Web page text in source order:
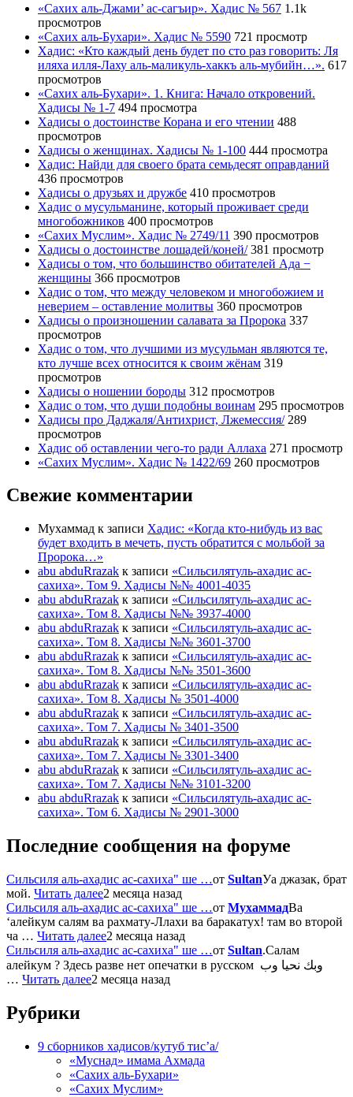
«Сахих аль-Джами’ ас-сагъир». Хадис № 567 1.1k
просмотров
«Сахих аль-Бухари». Хадис № 5590 721 просмотр
Хадис: «Кто каждый день будет по сто раз говорить: Ля
иляха илля-Лаху аль-маликуль-хаккъ аль-мубийн…». 617
просмотров
«Сахих аль-Бухари». 1. Книга: Начало откровений.
Хадисы № 1-7 494 просмотра
Хадисы о достоинстве Корана и его чтении 488
просмотров
Хадисы о женщинах. Хадисы № 1-100 444 просмотра
Хадис: Найди для своего брата семьдесят оправданий
436 просмотров
Хадисы о друзьях и дружбе 410 просмотров
Хадис о мусульманине, который проживает среди
многобожников 400 просмотров
«Сахих Муслим». Хадис № 2749/11 390 просмотров
Хадисы о достоинстве лошадей/коней/ 381 просмотр
Хадисы о том, что большинство обитателей Ада −
женщины 366 просмотров
Хадис о том, что между человеком и многобожием и
неверием – оставление молитвы 360 просмотров
Хадисы о произношении салавата за Пророка 337
просмотров
Хадис о том, что лучшими из мусульман являются те,
кто лучше всех относится к своим жёнам 319
просмотров
Хадисы о ношении бороды 312 просмотров
Хадис о том, что души подобны воинам 295 просмотров
Хадисы про Даджаля/Антихрист, Лжемессия/ 289
просмотров
Хадис об оставлении чего-то ради Аллаха 271 просмотр
«Сахих Муслим». Хадис № 1422/69 260 просмотров
Свежие комментарии
Мухаммад к записи Хадис: «Когда кто-нибудь из вас
будет входить в мечеть, пусть обратится с мольбой за
Пророка…»
abu abduRrazak к записи «Сильсилятуль-ахадис ас-
сахиха». Том 9. Хадисы №№ 4001-4035
abu abduRrazak к записи «Сильсилятуль-ахадис ас-
сахиха». Том 8. Хадисы №№ 3937-4000
abu abduRrazak к записи «Сильсилятуль-ахадис ас-
сахиха». Том 8. Хадисы №№ 3601-3700
abu abduRrazak к записи «Сильсилятуль-ахадис ас-
сахиха». Том 8. Хадисы №№ 3501-3600
abu abduRrazak к записи «Сильсилятуль-ахадис ас-
сахиха». Том 8. Хадисы № 3501-4000
abu abduRrazak к записи «Сильсилятуль-ахадис ас-
сахиха». Том 7. Хадисы № 3401-3500
abu abduRrazak к записи «Сильсилятуль-ахадис ас-
сахиха». Том 7. Хадисы № 3301-3400
abu abduRrazak к записи «Сильсилятуль-ахадис ас-
сахиха». Том 7. Хадисы №№ 3101-3200
abu abduRrazak к записи «Сильсилятуль-ахадис ас-
сахиха». Том 6. Хадисы № 2901-3000
Последние сообщения на форуме
Сильсиля аль-ахадис ас-сахиха" ше …от SultanУа джазак, брат
мой. Читать далее2 месяца назад
Сильсиля аль-ахадис ас-сахиха" ше …от МухаммадВа
‘алейкум салям ва рахмату-Ллахи ва баракатух! там во второй
ча … Читать далее2 месяца назад
Сильсиля аль-ахадис ас-сахиха" ше …от Sultan.Салам
алейкум ? Здесь разве нет опечатки в русском وبك نحيا وب
… Читать далее2 месяца назад
Рубрики
9 сборников хадисов/кутуб тис’а/
«Муснад» имама Ахмада
«Сахих аль-Бухари»
«Сахих Муслим»